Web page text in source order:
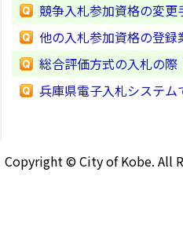
競争入札参加資格の変更
他の入札参加資格の登
総合評価方式の入札の
兵庫県電子入札システ
Copyright © City of Kobe. All